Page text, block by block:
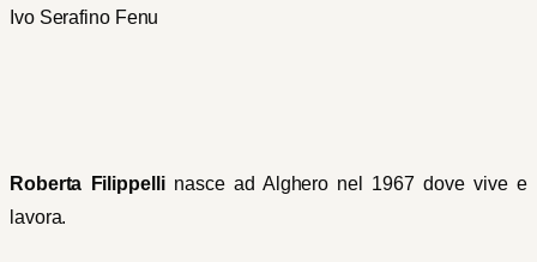
Ivo Serafino Fenu
Roberta Filippelli nasce ad Alghero nel 1967 dove vive e
lavora.